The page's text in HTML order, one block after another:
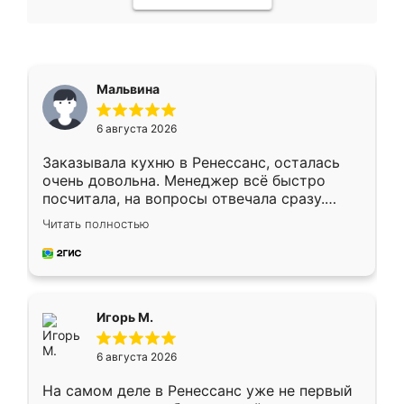
Мальвина
6 августа 2026
Заказывала кухню в Ренессанс, осталась
очень довольна. Менеджер всё быстро
посчитала, на вопросы отвечала сразу.
Замерщик приехал в субботу, подошёл к
делу со всей ответственностью. Собрали
за день, ребята работали аккуратно, даже
Читать полностью
Игорь М.
6 августа 2026
На самом деле в Ренессанс уже не первый